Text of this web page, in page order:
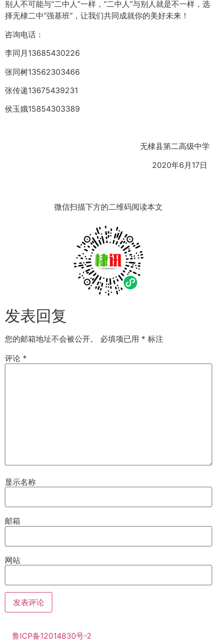
别人不可能与“二中人”一样，“二中人”与别人就是不一样，选
择无棣二中“强基班”，让我们共同成就你的美好未来！
咨询电话：
李同月13685430226
张同树13562303466
张传递13675439231
侯玉娥15854303389
无棣县第二高级中学
2020年6月17日
微信扫描下方的二维码阅读本文
发表回复
您的邮箱地址不会被公开。 必填项已用 * 标注
评论 *
显示名称
邮箱
网站
鲁ICP备12014830号-2